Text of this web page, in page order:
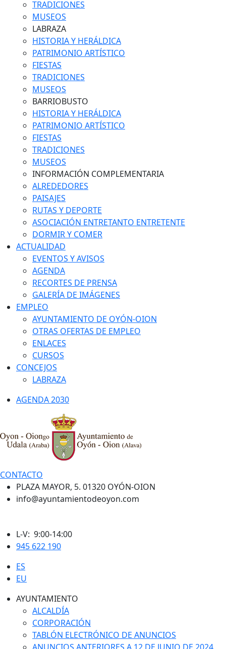
TRADICIONES
MUSEOS
LABRAZA
HISTORIA Y HERÁLDICA
PATRIMONIO ARTÍSTICO
FIESTAS
TRADICIONES
MUSEOS
BARRIOBUSTO
HISTORIA Y HERÁLDICA
PATRIMONIO ARTÍSTICO
FIESTAS
TRADICIONES
MUSEOS
INFORMACIÓN COMPLEMENTARIA
ALREDEDORES
PAISAJES
RUTAS Y DEPORTE
ASOCIACIÓN ENTRETANTO ENTRETENTE
DORMIR Y COMER
ACTUALIDAD
EVENTOS Y AVISOS
AGENDA
RECORTES DE PRENSA
GALERÍA DE IMÁGENES
EMPLEO
AYUNTAMIENTO DE OYÓN-OION
OTRAS OFERTAS DE EMPLEO
ENLACES
CURSOS
CONCEJOS
LABRAZA
AGENDA 2030
CONTACTO
PLAZA MAYOR, 5. 01320 OYÓN-OION
info@ayuntamientodeoyon.com
L-V: 9:00-14:00
945 622 190
ES
EU
AYUNTAMIENTO
ALCALDÍA
CORPORACIÓN
TABLÓN ELECTRÓNICO DE ANUNCIOS